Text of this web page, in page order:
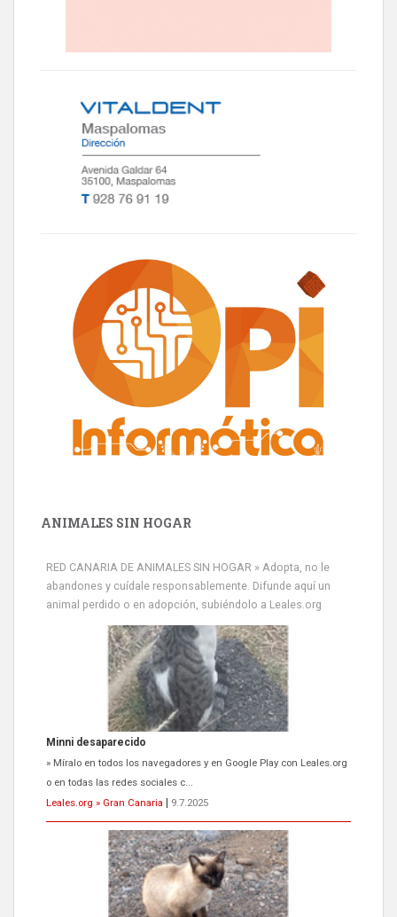
ANIMALES SIN HOGAR
RED CANARIA DE ANIMALES SIN HOGAR » Adopta, no le
abandones y cuídale responsablemente. Difunde aquí un
animal perdido o en adopción, subiéndolo a Leales.org
Minni desaparecido
» Míralo en todos los navegadores y en Google Play con Leales.org
o en todas las redes sociales c...
Leales.org » Gran Canaria
9.7.2025